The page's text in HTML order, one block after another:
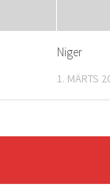
Niger
1. MÄRTS